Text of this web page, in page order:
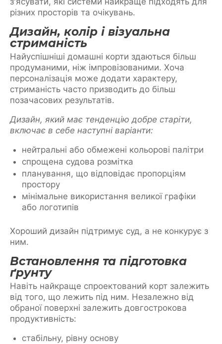
різних просторів та очікувань.
Дизайн, колір і візуальна
стриманість
Найуспішніші домашні корти здаються більш
продуманими, ніж імпровізованими. Хоча
персоналізація може додати характеру,
стриманість часто призводить до більш
позачасових результатів.
Дизайн, який має тенденцію добре старіти,
включає в себе наступні варіанти:
нейтральні або обмежені кольорові палітри
спрощена судова розмітка
планування, що відповідає пропорціям
простору
мінімальне використання великої графіки
або логотипів
Хороший дизайн підтримує суд, а не конкурує з
ним.
Встановлення та підготовка
ґрунту
Навіть найкраще спроектований корт залежить
від того, що лежить під ним. Незалежно від
обраної поверхні залежить довгострокова
продуктивність:
стабільну, рівну основу